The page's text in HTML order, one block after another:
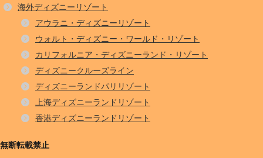
海外ディズニーリゾート
アウラニ・ディズニーリゾート
ウォルト・ディズニー・ワールド・リゾート
カリフォルニア・ディズニーランド・リゾート
ディズニークルーズライン
ディズニーランドパリリゾート
上海ディズニーランドリゾート
香港ディズニーランドリゾート
無断転載禁止